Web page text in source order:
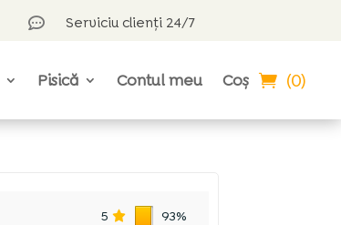
 Serviciu clienți 24/7
Pisică Contul meu Coș (0)
5 93%